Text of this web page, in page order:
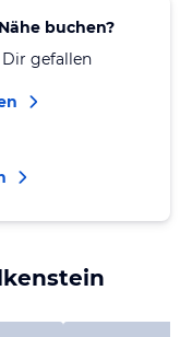
buchen?
gefallen